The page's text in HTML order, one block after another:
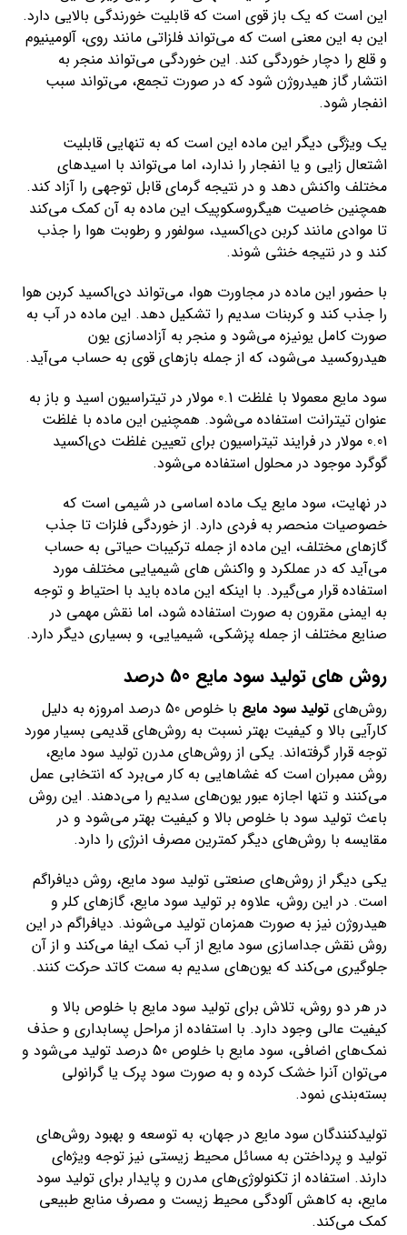
این است که یک باز قوی است که قابلیت خورندگی بالایی دارد.
این به این معنی است که می‌تواند فلزاتی مانند روی، آلومینیوم
و قلع را دچار خوردگی کند. این خوردگی می‌تواند منجر به
انتشار گاز هیدروژن شود که در صورت تجمع، می‌تواند سبب
انفجار شود.
یک ویژگی دیگر این ماده این است که به تنهایی قابلیت
اشتعال زایی و یا انفجار را ندارد، اما می‌تواند با اسیدهای
مختلف واکنش دهد و در نتیجه گرمای قابل توجهی را آزاد کند.
همچنین خاصیت هیگروسکوپیک این ماده به آن کمک می‌کند
تا موادی مانند کربن دی‌اکسید، سولفور و رطوبت هوا را جذب
کند و در نتیجه خنثی شوند.
با حضور این ماده در مجاورت هوا، می‌تواند دی‌اکسید کربن هوا
را جذب کند و کربنات سدیم را تشکیل دهد. این ماده در آب به
صورت کامل یونیزه می‌شود و منجر به آزادسازی یون
هیدروکسید می‌شود، که از جمله بازهای قوی به حساب می‌آید.
سود مایع معمولا با غلظت 0.1 مولار در تیتراسیون اسید و باز به
عنوان تیترانت استفاده می‌شود. همچنین این ماده با غلظت
0.01 مولار در فرایند تیتراسیون برای تعیین غلظت دی‌اکسید
گوگرد موجود در محلول استفاده می‌شود.
در نهایت، سود مایع یک ماده اساسی در شیمی است که
خصوصیات منحصر به فردی دارد. از خوردگی فلزات تا جذب
گازهای مختلف، این ماده از جمله ترکیبات حیاتی به حساب
می‌آید که در عملکرد و واکنش های شیمیایی مختلف مورد
استفاده قرار می‌گیرد. با اینکه این ماده باید با احتیاط و توجه
به ایمنی مقرون به صورت استفاده شود، اما نقش مهمی در
صنایع مختلف از جمله پزشکی، شیمیایی، و بسیاری دیگر دارد.
روش های تولید سود مایع 50 درصد
روش‌هایتولید سود مایع
با خلوص 50 درصد امروزه به دلیل
کارآیی بالا و کیفیت بهتر نسبت به روش‌های قدیمی بسیار مورد
توجه قرار گرفته‌اند. یکی از روش‌های مدرن تولید سود مایع،
روش ممبران است که غشاهایی به کار می‌برد که انتخابی عمل
می‌کنند و تنها اجازه عبور یون‌های سدیم را می‌دهند. این روش
باعث تولید سود با خلوص بالا و کیفیت بهتر می‌شود و در
مقایسه با روش‌های دیگر کمترین مصرف انرژی را دارد.
یکی دیگر از روش‌های صنعتی تولید سود مایع، روش دیافراگم
است. در این روش، علاوه بر تولید سود مایع، گازهای کلر و
هیدروژن نیز به صورت همزمان تولید می‌شوند. دیافراگم در این
روش نقش جداسازی سود مایع از آب نمک ایفا می‌کند و از آن
جلوگیری می‌کند که یون‌های سدیم به سمت کاتد حرکت کنند.
در هر دو روش، تلاش برای تولید سود مایع با خلوص بالا و
کیفیت عالی وجود دارد. با استفاده از مراحل پسابداری و حذف
نمک‌های اضافی، سود مایع با خلوص 50 درصد تولید می‌شود و
می‌توان آنرا خشک کرده و به صورت سود پرک یا گرانولی
بسته‌بندی نمود.
تولیدکنندگان سود مایع در جهان، به توسعه و بهبود روش‌های
تولید و پرداختن به مسائل محیط زیستی نیز توجه ویژه‌ای
دارند. استفاده از تکنولوژی‌های مدرن و پایدار برای تولید سود
مایع، به کاهش آلودگی محیط زیست و مصرف منابع طبیعی
کمک می‌کند.